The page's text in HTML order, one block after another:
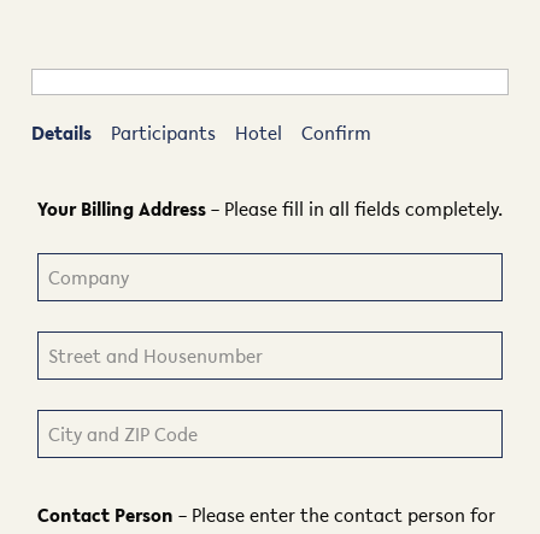
Details Participants Hotel Confirm
Your Billing Address– Please fill in all fields completely.
Contact Person – Please enter the contact person for